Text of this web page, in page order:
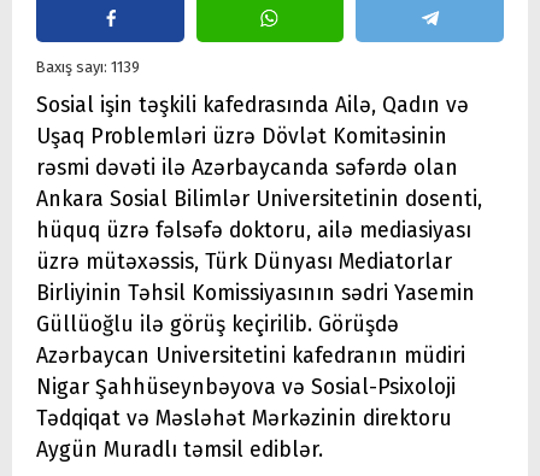
Baxış sayı: 1139
Sosial işin təşkili kafedrasında Ailə, Qadın və
Uşaq Problemləri üzrə Dövlət Komitəsinin
rəsmi dəvəti ilə Azərbaycanda səfərdə olan
Ankara Sosial Bilimlər Universitetinin dosenti,
hüquq üzrə fəlsəfə doktoru, ailə mediasiyası
üzrə mütəxəssis, Türk Dünyası Mediatorlar
Birliyinin Təhsil Komissiyasının sədri Yasemin
Güllüoğlu ilə görüş keçirilib. Görüşdə
Azərbaycan Universitetini kafedranın müdiri
Nigar Şahhüseynbəyova və Sosial-Psixoloji
Tədqiqat və Məsləhət Mərkəzinin direktoru
Aygün Muradlı təmsil ediblər.